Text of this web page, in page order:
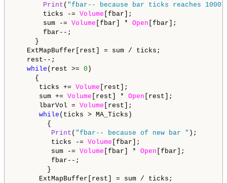
Print ( "fbar-- because bar ticks reaches 1000"
ticks -= Volume [fbar];
sum -= Volume [fbar] * Open [fbar];
fbar--;
}
ExtMapBuffer[rest] = sum / ticks;
rest--;
while (rest >= 0 )
{
ticks += Volume [rest];
sum += Volume [rest] * Open [rest];
lbarVol = Volume [rest];
while (ticks > MA_Ticks)
{
Print ( "fbar-- because of new bar " );
ticks -= Volume [fbar];
sum -= Volume [fbar] * Open [fbar];
fbar--;
}
ExtMapBuffer[rest] = sum / ticks;